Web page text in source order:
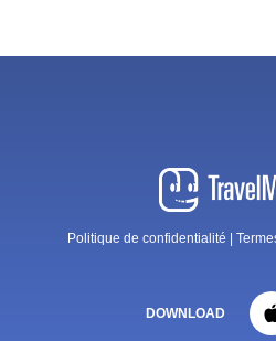
Politique de confidentialité
DOWNLOAD